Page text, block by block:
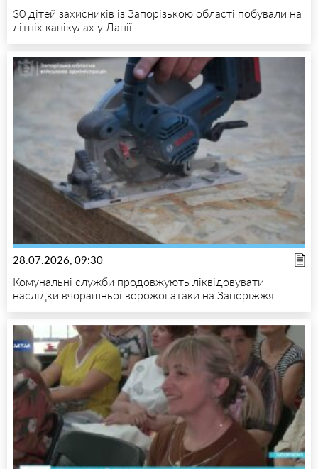
30 дітей захисників із Запорізькою області побували на
літніх канікулах у Данії
28.07.2026, 09:30
Комунальні служби продовжують ліквідовувати
наслідки вчорашньої ворожої атаки на Запоріжжя